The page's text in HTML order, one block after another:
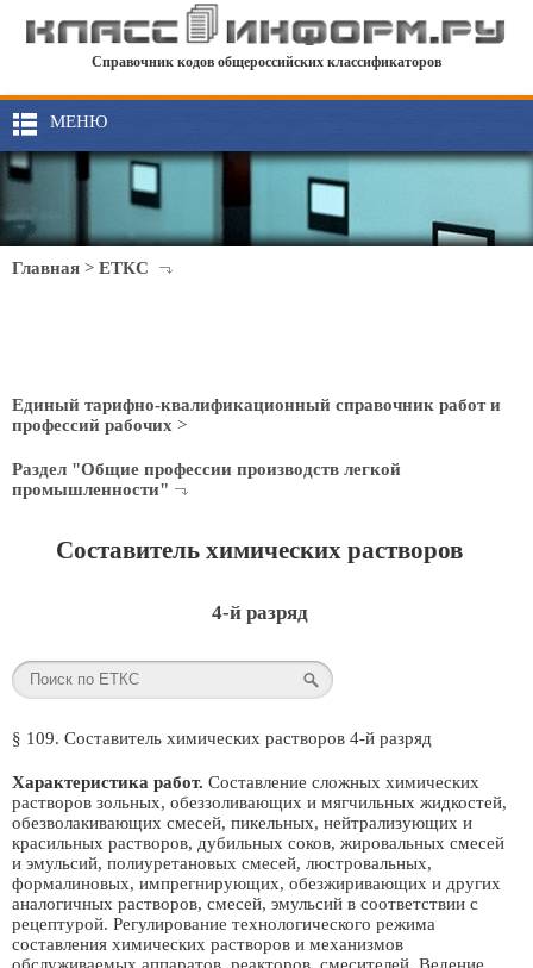
Справочник кодов общероссийских классификаторов
МЕНЮ
Главная > ЕТКС
Единый тарифно-квалификационный справочник работ и
профессий рабочих >
Раздел "Общие профессии производств легкой
промышленности"
Составитель химических растворов
4-й разряд
§ 109. Составитель химических растворов 4-й разряд
Характеристика работ. Составление сложных химических
растворов зольных, обеззоливающих и мягчильных жидкостей,
обезволакивающих смесей, пикельных, нейтрализующих и
красильных растворов, дубильных соков, жировальных смесей
и эмульсий, полиуретановых смесей, люстровальных,
формалиновых, импрегнирующих, обезжиривающих и других
аналогичных растворов, смесей, эмульсий в соответствии с
рецептурой. Регулирование технологического режима
составления химических растворов и механизмов